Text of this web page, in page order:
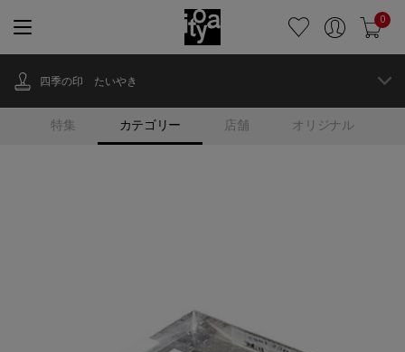
0
特集 カテゴリー 店舗 オリジナル
四季の印 たいやき